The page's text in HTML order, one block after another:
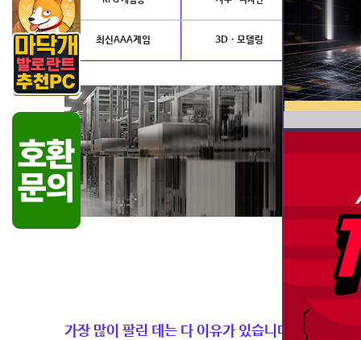
최신AAA게임 3D · 모델링 NVIDIA
가장 많이 팔린 데는 다 이유가 있습니다.